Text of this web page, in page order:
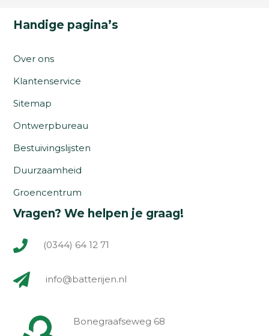
Handige pagina’s
Over ons
Klantenservice
Sitemap
Ontwerpbureau
Bestuivingslijsten
Duurzaamheid
Groencentrum
Vragen? We helpen je graag!
(0344) 64 12 71
info@batterijen.nl
Bonegraafseweg 68